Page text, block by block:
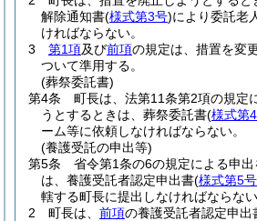
解除通知書(様式第3号)により委託老
ければならない。
3
第1項及び前項の規定は、措置を変
ついて準用する。
(葬祭委託書)
第4条
町長は、法第11条第2項の規定
うとするときは、葬祭委託書(様式第
ーム等に依頼しなければならない。
(養護受託の申出等)
第5条
省令第1条の6の規定による申
は、養護受託者認定申出書(様式第5号
轄する町長に提出しなければならない
2
町長は、 前項の養護受託者認定申